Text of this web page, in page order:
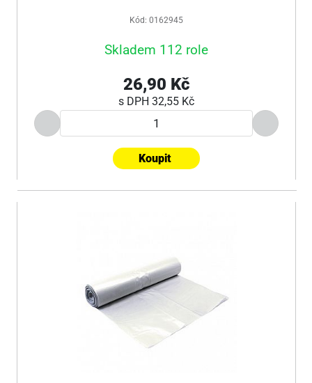
Kód: 0162945
Skladem 112 role
26,90 Kč
s DPH 32,55 Kč
Koupit